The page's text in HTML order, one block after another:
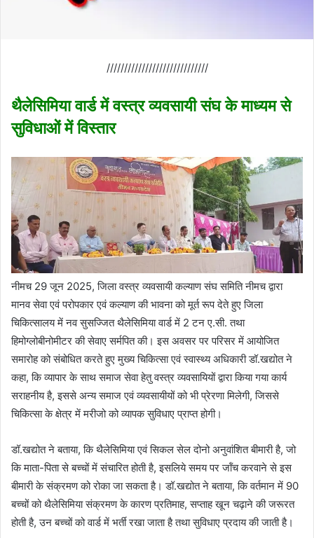
/////////////////////////////
थैलेसिमिया वार्ड में वस्त्र व्यवसायी संघ के माध्यम से
सुविधाओं में विस्तार
नीमच 29 जून 2025, जिला वस्त्र व्यवसायी कल्याण संघ समिति नीमच द्वारा
मानव सेवा एवं परोपकार एवं कल्याण की भावना को मूर्त रूप देते हुए जिला
चिकित्सालय में नव सुसज्जित थैलेसिमिया वार्ड में 2 टन ए.सी. तथा
हिमोग्लोबीनोमीटर की सेवाए सर्मपित की। इस अवसर पर परिसर में आयोजित
समारोह को संबोधित करते हुए मुख्य चिकित्सा एवं स्वास्थ्य अधिकारी डॉ.खद्योत ने
कहा, कि व्यापार के साथ समाज सेवा हेतु वस्त्र व्यवसायि‍यों द्वारा किया गया कार्य
सराहनीय है, इससे अन्य समाज एवं व्यवसायीयों को भी प्रेरणा मिलेगी, जिससे
चिकित्सा के क्षेत्र में मरीजो को व्यापक सुविधाए प्राप्त होगी।
डॉ.खद्योत ने बताया, कि थैलेसिमिया एवं सिकल सेल दोनो अनुवांशित बीमारी है, जो
कि माता-पिता से बच्‍चों में संचारित होती है, इसलिये समय पर जॉंच करवाने से इस
बीमारी के संक्रमण को रोका जा सकता है। डॉ.खद्योत ने बताया, कि वर्तमान में 90
बच्‍चों को थैलेसिमिया संक्रमण के कारण प्रतिमाह, सप्ताह खून चढ़ाने की जरूरत
होती है, उन बच्चों को वार्ड में भर्ती रखा जाता है तथा सुविधाए प्रदाय की जाती है।